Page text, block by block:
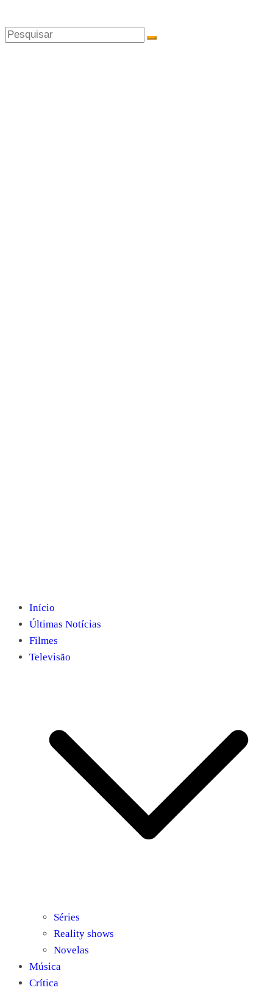
Início
Últimas Notícias
Filmes
Televisão
Séries
Reality shows
Novelas
Música
Crítica